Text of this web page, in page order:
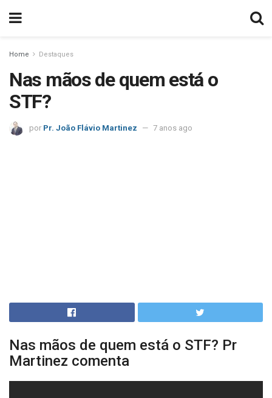
Home Destaques
Nas mãos de quem está o
STF?
por Pr. João Flávio Martinez 7 anos ago
Nas mãos de quem está o STF? Pr
Martinez comenta